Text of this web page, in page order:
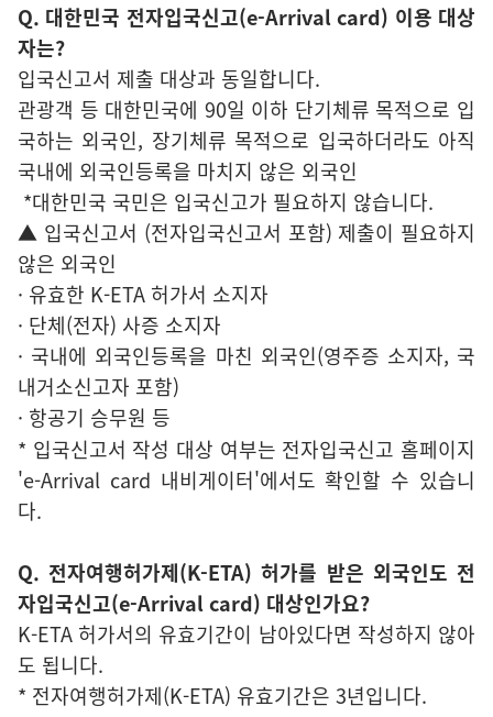
Q. 대한민국 전자입국신고(e-Arrival card) 이용 대상
자는?
입국신고서 제출 대상과 동일합니다.
관광객 등 대한민국에 90일 이하 단기체류 목적으로 입
국하는 외국인, 장기체류 목적으로 입국하더라도 아직
국내에 외국인등록을 마치지 않은 외국인
*대한민국 국민은 입국신고가 필요하지 않습니다.
▲ 입국신고서 (전자입국신고서 포함) 제출이 필요하지
않은 외국인
· 유효한 K-ETA 허가서 소지자
· 단체(전자) 사증 소지자
· 국내에 외국인등록을 마친 외국인(영주증 소지자, 국
내거소신고자 포함)
· 항공기 승무원 등
* 입국신고서 작성 대상 여부는 전자입국신고 홈페이지
'e-Arrival card 내비게이터'에서도 확인할 수 있습니
다.
Q. 전자여행허가제(K-ETA) 허가를 받은 외국인도 전
자입국신고(e-Arrival card) 대상인가요?
K-ETA 허가서의 유효기간이 남아있다면 작성하지 않아
도 됩니다.
* 전자여행허가제(K-ETA) 유효기간은 3년입니다.